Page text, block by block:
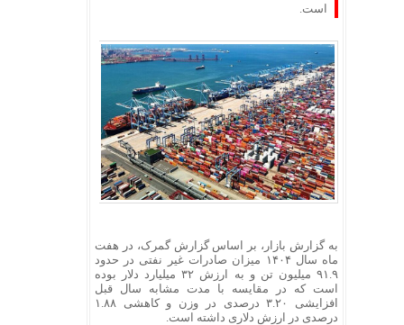
است.
به گزارش بازار، بر اساس گزارش گمرک، در هفت
ماه سال ۱۴۰۴ میزان صادرات غیر نفتی در حدود
۹۱.۹ میلیون تن و به ارزش ۳۲ میلیارد دلار بوده
است که در مقایسه با مدت مشابه سال قبل
افزایشی ۳.۲۰ درصدی در وزن و کاهشی ۱.۸۸
درصدی در ارزش دلاری داشته است.